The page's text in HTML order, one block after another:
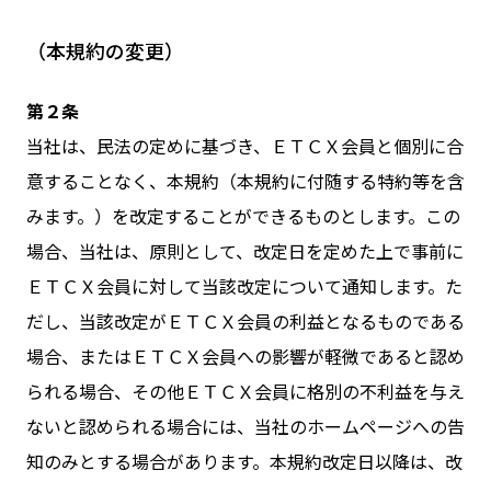
（本規約の変更）
第２条
当社は、民法の定めに基づき、ＥＴＣＸ会員と個別に合
意することなく、本規約（本規約に付随する特約等を含
みます。）を改定することができるものとします。この
場合、当社は、原則として、改定日を定めた上で事前に
ＥＴＣＸ会員に対して当該改定について通知します。た
だし、当該改定がＥＴＣＸ会員の利益となるものである
場合、またはＥＴＣＸ会員への影響が軽微であると認め
られる場合、その他ＥＴＣＸ会員に格別の不利益を与え
ないと認められる場合には、当社のホームページへの告
知のみとする場合があります。本規約改定日以降は、改